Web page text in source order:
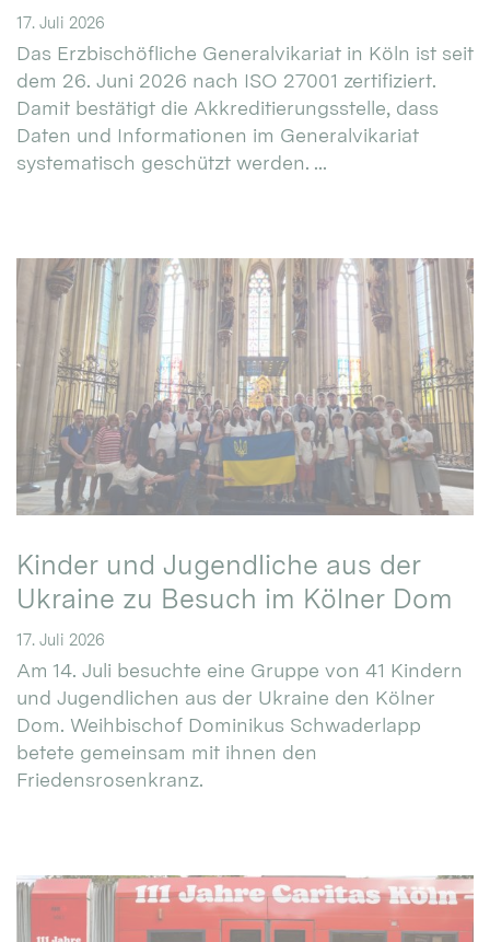
17. Juli 2026
Das Erzbischöfliche Generalvikariat in Köln ist seit
dem 26. Juni 2026 nach ISO 27001 zertifiziert.
Damit bestätigt die Akkreditierungsstelle, dass
Daten und Informationen im Generalvikariat
systematisch geschützt werden. ...
Kinder und Jugendliche aus der
Ukraine zu Besuch im Kölner Dom
17. Juli 2026
Am 14. Juli besuchte eine Gruppe von 41 Kindern
und Jugendlichen aus der Ukraine den Kölner
Dom. Weihbischof Dominikus Schwaderlapp
betete gemeinsam mit ihnen den
Friedensrosenkranz.